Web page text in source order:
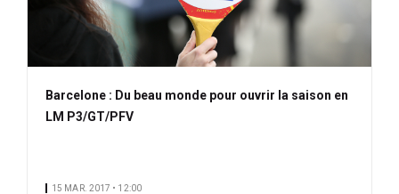
Barcelone : Du beau monde pour ouvrir la saison en
LM P3/GT/PFV
15 MAR. 2017 • 12:00